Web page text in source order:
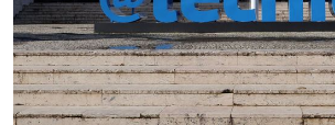
English